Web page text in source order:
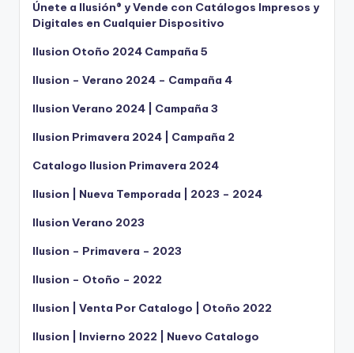
Únete a Ilusión® y Vende con Catálogos Impresos y
Digitales en Cualquier Dispositivo
Ilusion Otoño 2024 Campaña 5
Ilusion – Verano 2024 – Campaña 4
Ilusion Verano 2024 | Campaña 3
Ilusion Primavera 2024 | Campaña 2
Catalogo Ilusion Primavera 2024
Ilusion | Nueva Temporada | 2023 – 2024
Ilusion Verano 2023
Ilusion – Primavera – 2023
Ilusion – Otoño – 2022
Ilusion | Venta Por Catalogo | Otoño 2022
Ilusion | Invierno 2022 | Nuevo Catalogo